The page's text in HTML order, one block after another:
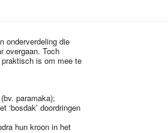
onderverdeling die
overgaan. Toch
is om mee te
paramaka);
‘bosdak’ doordringen
hun kroon in het